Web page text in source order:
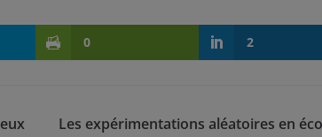
0 2
Les expérimentations aléatoires en